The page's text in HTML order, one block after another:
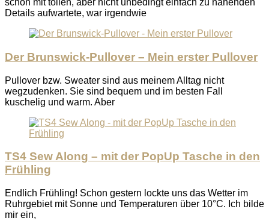
schon mit tollen, aber nicht unbedingt einfach zu nähenden
Details aufwartete, war irgendwie
Der Brunswick-Pullover – Mein erster Pullover
Pullover bzw. Sweater sind aus meinem Alltag nicht
wegzudenken. Sie sind bequem und im besten Fall
kuschelig und warm. Aber
TS4 Sew Along – mit der PopUp Tasche in den
Frühling
Endlich Frühling! Schon gestern lockte uns das Wetter im
Ruhrgebiet mit Sonne und Temperaturen über 10°C. Ich bilde
mir ein,